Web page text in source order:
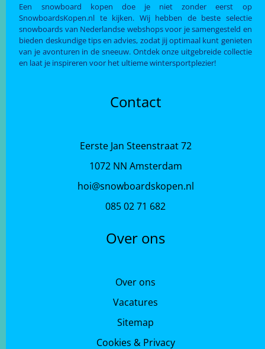
Een snowboard kopen doe je niet zonder eerst op
SnowboardsKopen.nl te kijken. Wij hebben de beste selectie
snowboards van Nederlandse webshops voor je samengesteld en
bieden deskundige tips en advies, zodat jij optimaal kunt genieten
van je avonturen in de sneeuw. Ontdek onze uitgebreide collectie
en laat je inspireren voor het ultieme wintersportplezier!
Contact
Eerste Jan Steenstraat 72
1072 NN Amsterdam
hoi@snowboardskopen.nl
085 02 71 682
Over ons
Over ons
Vacatures
Sitemap
Cookies & Privacy